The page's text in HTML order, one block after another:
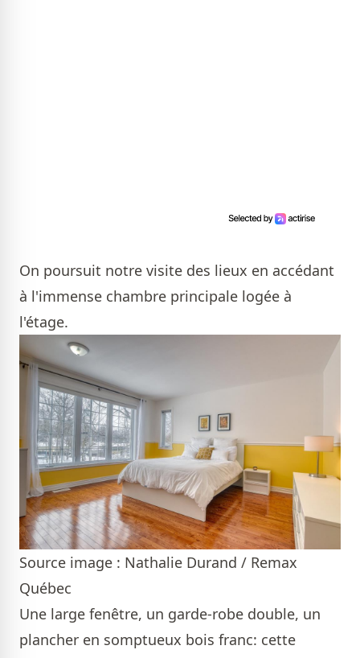
On poursuit notre visite des lieux en accédant
à l'immense chambre principale logée à
l'étage.
Source image : Nathalie Durand / Remax
Québec
Une large fenêtre, un garde-robe double, un
plancher en somptueux bois franc: cette